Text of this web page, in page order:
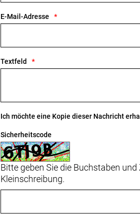
E-Mail-Adresse
Textfeld
Ich möchte eine Kopie dieser Nachricht
Sicherheitscode
Bitte geben Sie die Buchstaben
Kleinschreibung.